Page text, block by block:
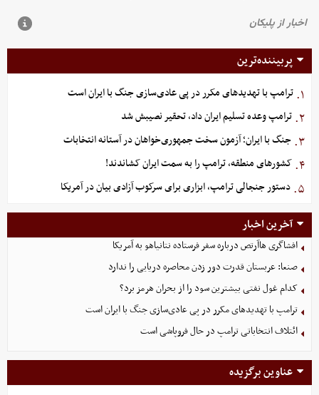
پربیننده‌ترین
۱. ترامپ با تهدیدهای مکرر در پی عادی‌سازی جنگ با ایران است
۲. ترامپ وعده تسلیم ایران داد، تحقیر نصیبش شد
۳. جنگ با ایران؛ آزمون سخت جمهوری‌خواهان در آستانه انتخابات
۴. کشورهای منطقه، ترامپ را به سمت ایران کشاندند!
۵. دستور جنجالی ترامپ، ابزاری برای سرکوب آزادی بیان در آمریکا
آخرین اخبار
افشاگری هاآرتص درباره سفر فرستاده نتانیاهو به آمریکا
صنعا: عربستان قدرت دور زدن محاصره دریایی را ندارد
کدام غول نفتی بیشترین سود را از بحران هرمز برد؟
ترامپ با تهدیدهای مکرر در پی عادی‌سازی جنگ با ایران است
ائتلاف انتخاباتی ترامپ در حال فروپاشی است
عناوین برگزیده